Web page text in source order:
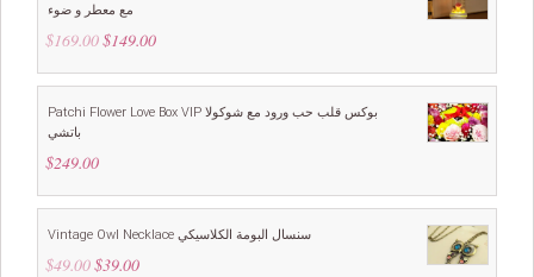
مع معطر و ضوء
$169.00 Original
was:
$149.00Current
is:
Patchi Flower Love Box VIP بوكس قلب حب ورود مع شوكولا
باتشي
$249.00
Vintage Owl Necklace سنسال البومة الكلاسيكي
$49.00 Original
$39.00Current